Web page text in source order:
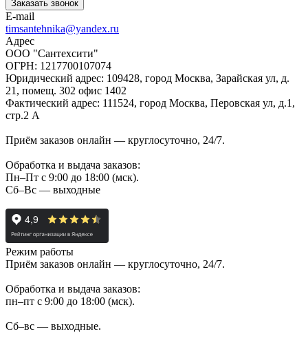
Заказать звонок
E-mail
timsantehnika@yandex.ru
Адрес
ООО "Сантехсити"
ОГРН: 1217700107074
Юридический адрес: 109428, город Москва, Зарайская ул, д.
21, помещ. 302 офис 1402
Фактический адрес: 111524, город Москва, Перовская ул, д.1,
стр.2 А
Приём заказов онлайн — круглосуточно, 24/7.
Обработка и выдача заказов:
Пн–Пт с 9:00 до 18:00 (мск).
Сб–Вс — выходные
Режим работы
Приём заказов онлайн — круглосуточно, 24/7.
Обработка и выдача заказов:
пн–пт с 9:00 до 18:00 (мск).
Сб–вс — выходные.